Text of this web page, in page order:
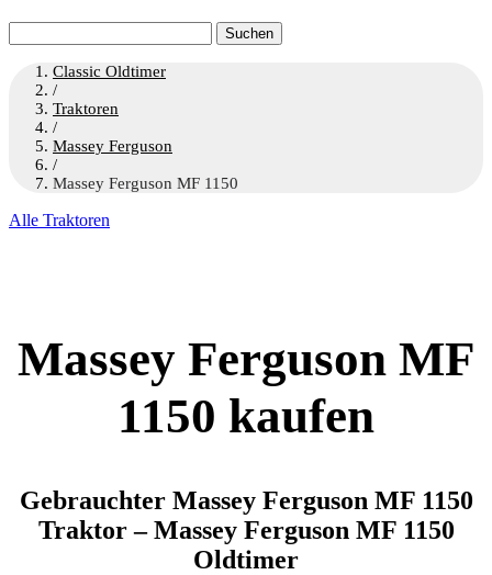
nach:
Classic Oldtimer
/
Traktoren
/
Massey Ferguson
/
Massey Ferguson MF 1150
Alle Traktoren
Massey Ferguson MF
1150 kaufen
Gebrauchter Massey Ferguson MF 1150
Traktor – Massey Ferguson MF 1150
Oldtimer